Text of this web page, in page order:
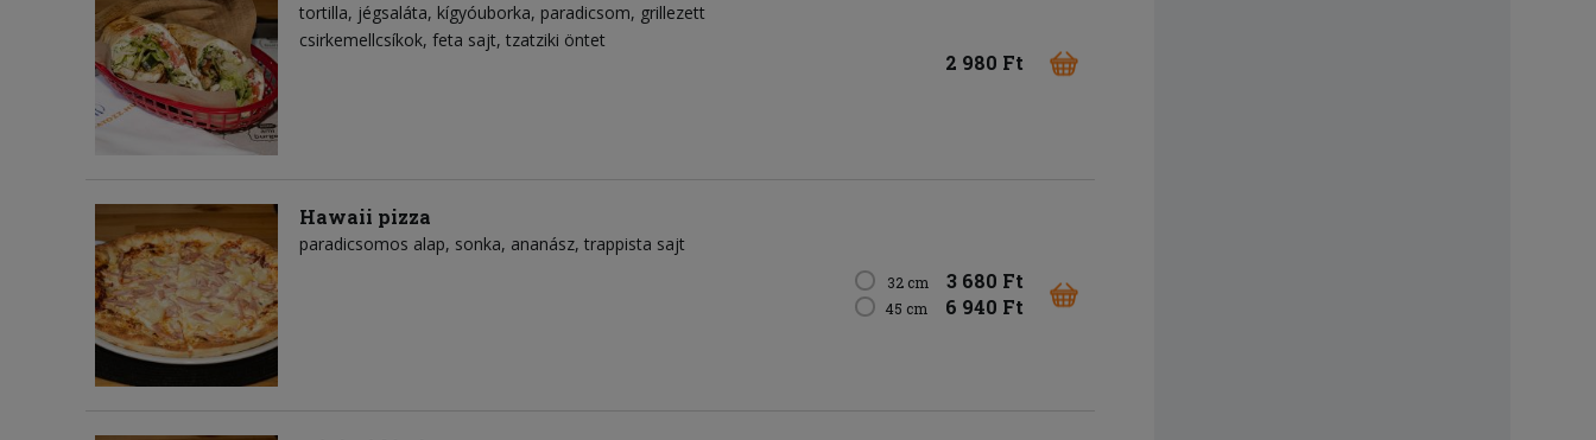
tortilla jégsaláta kígyóuborka paradicsom grillezett
csirkemellcsíkok feta sajt tzatziki öntet
2 980 Ft
Hawaii pizza
paradicsomos alap sonka ananász trappista sajt
32 cm 3 680 Ft
45 cm 6 940 Ft